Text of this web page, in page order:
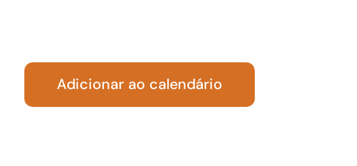
Para os negócios voltados aos serviços do setor de
turismo
Adicionar ao calendário